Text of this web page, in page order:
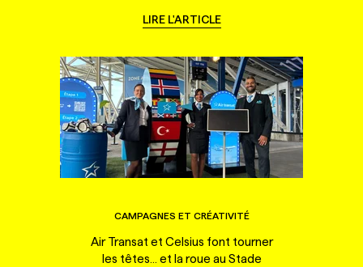
LIRE L'ARTICLE
CAMPAGNES ET CRÉATIVITÉ
Air Transat et Celsius font tourner
les têtes... et la roue au Stade